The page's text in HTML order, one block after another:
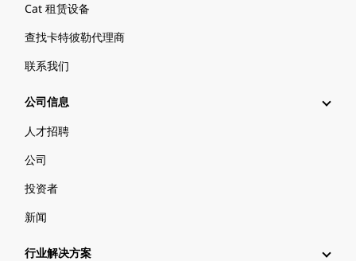
Cat 租赁设备
查找卡特彼勒代理商
联系我们
公司信息
人才招聘
公司
投资者
新闻
行业解决方案